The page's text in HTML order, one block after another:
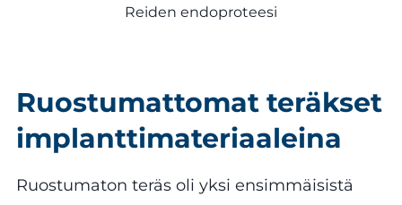
Reiden endoproteesi
Ruostumattomat teräkset
implanttimateriaaleina
Ruostumaton teräs oli yksi ensimmäisistä